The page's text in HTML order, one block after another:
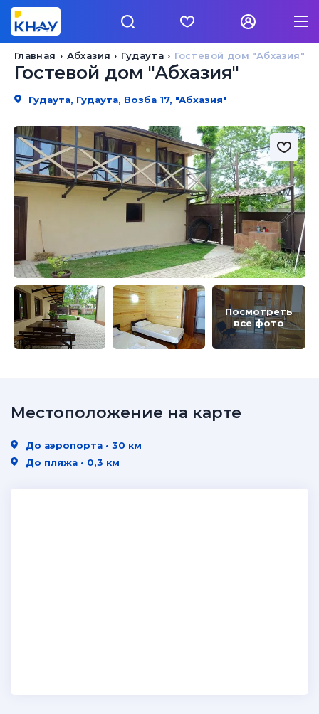
Гостевой дом "Абхазия"
Гудаута
Абхазия
Главная
Гостевой дом "Абхазия"
Гудаута, Гудаута, Возба 17, "Абхазия"
Посмотреть
все фото
Местоположение на карте
До аэропорта • 30 км
До пляжа • 0,3 км